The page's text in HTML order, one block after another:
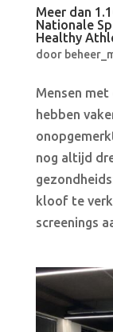
Meer dan
Nationale
Healthy
door
Mensen
hebben
nog altijd
kloof te
screenings